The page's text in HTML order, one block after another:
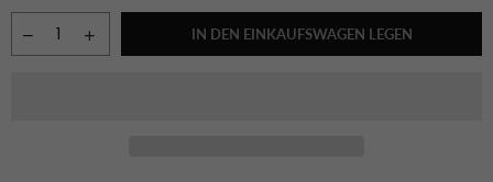
IN DEN EINKAUFSWAGEN LEGEN